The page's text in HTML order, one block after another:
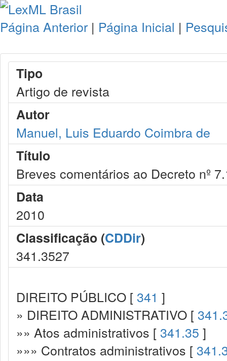
Página Anterior | Página Inicial |
Tipo
Artigo de revista
Autor
Manuel, Luis Eduardo Coimbra de
Título
Breves comentários ao Decreto nº
Data
2010
Classificação (CDDir)
341.3527
DIREITO PÚBLICO [ 341 ]
» DIREITO ADMINISTRATIVO [
»» Atos administrativos [ 341.35 ]
»»» Contratos administrativos [